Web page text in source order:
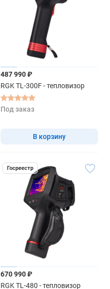
487 990 ₽
RGK TL-300F - тепловизор
Под заказ
В корзину
Госреестр
670 990 ₽
RGK TL-480 - тепловизор